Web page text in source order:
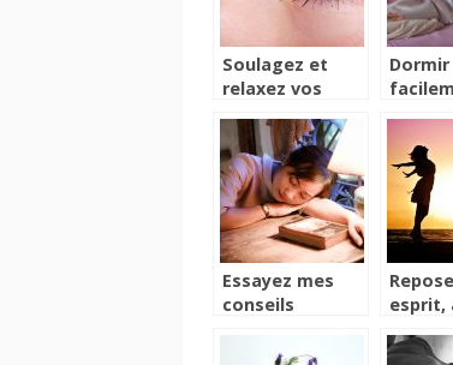
Soulagez et
relaxez vos
ZenMind XP
Dormir
Essayez mes
conseils
bien dormir
esprit,
plage